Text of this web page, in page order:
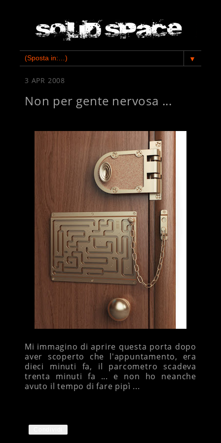
▼
3 APR 2008
Non per gente nervosa ...
Mi immagino di aprire questa porta dopo
aver scoperto che l'appuntamento, era
dieci minuti fa, il parcometro scadeva
trenta minuti fa ... e non ho neanche
avuto il tempo di fare pipì ...